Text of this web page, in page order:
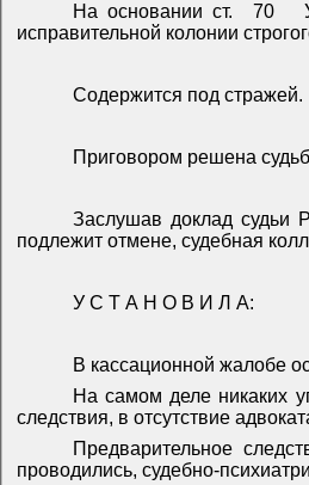
На основании ст. 70
исправительной колонии
Содержится под стражей.
Приговором решена
Заслушав доклад судьи
подлежит отмене, судебная
У С Т А Н О В И Л А:
В кассационной жалобе
На самом деле никаких
следствия, в отсутствие
Предварительное
проводились, судебно-